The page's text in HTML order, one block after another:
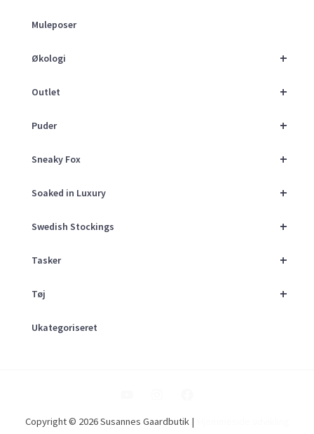
Muleposer
+
Økologi
+
Outlet
+
Puder
+
Sneaky Fox
+
Soaked in Luxury
+
Swedish Stockings
+
Tasker
+
Tøj
Ukategoriseret
Copyright © 2026 Susannes Gaardbutik |